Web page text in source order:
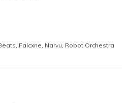
Falcxne Narvu Robot Orchestra